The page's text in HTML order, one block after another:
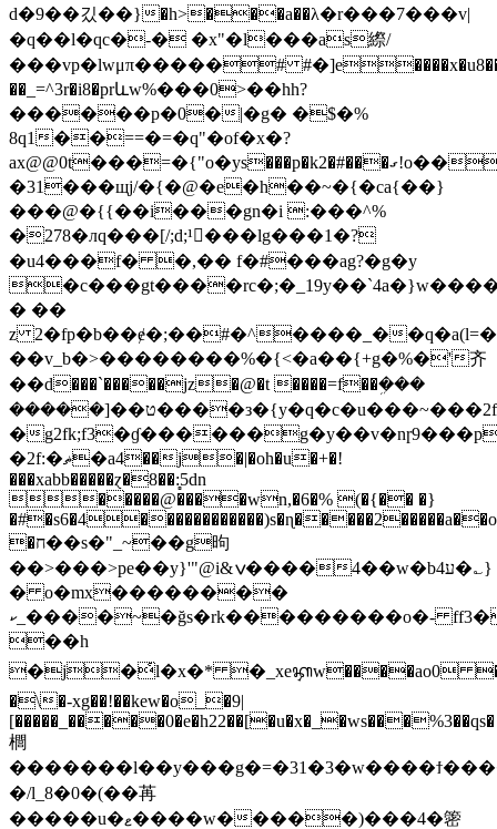
d�9��깄��}�h>���a��λ�r���7���v|
�q��l�qc�-� �x"�l���as縩/
���vp�lwμπ�����#
��_=^3r�i8�prևw%���0>��hh?
������p�0�|�g� �$�%
8q1��==�=�q"�of�x�?
ax@@0t���=�{"ο�ys���p�k2�#���ގ!o��a������2�k��fq����l��&��>ґ�����ǆ���m���l����o|g�fb��%s(#�f�?og?
�31���щj/�{�@�e�h��~�{�ca{��}
���@�{{��i���gn�i :���^%
�278�лq���[/;d;¹���lg���1�?
�u4���f� �,�� f�#���ag?�g�y
� ��
z 2�fp�b��ɇ�;��#�^����_�
��v_b�>��������%�{<�a��{+g�%�'齐
��d���`�����jz�@�t ����=f��ܹ���
�����]��ט����з�{y�q�c�u���~���2f��t!
�
�2f:�ޡ�a4��j�|�oh�u�+�!
���xabb�����ɀ�8��:̻5dn
�����@����wn,�6�% (�{�� �}
�ח��s�"_~��g昫
��>���>pe��y}'"@i&ݍ����4��w�bע4�؎}
� o�mx��������
ކ_����~�ğs�rk���������o�- ff3���+�
��h
�j�҅l�x�* �_xeᭅw����ao0
�\�-xg��!��kew�o_�9|
[�����_�����0�e�h22��[�u�x�_�ws���%3��qs�
櫚
�/l_8�0�(��苒
�����u�ޱ����w�����)���4�䈼